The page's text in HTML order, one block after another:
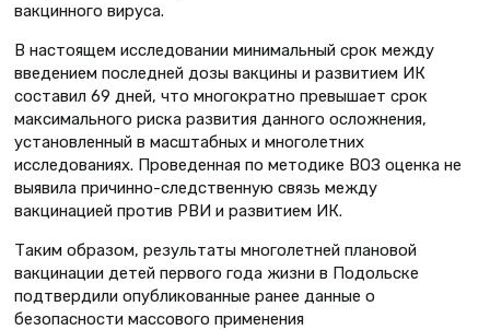
вакцинного вируса.
В настоящем исследовании минимальный срок между
введением последней дозы вакцины и развитием ИК
составил 69 дней, что многократно превышает срок
максимального риска развития данного осложнения,
установленный в масштабных и многолетних
исследованиях. Проведенная по методике ВОЗ оценка не
выявила причинно-следственную связь между
вакцинацией против РВИ и развитием ИК.
Таким образом, результаты многолетней плановой
вакцинации детей первого года жизни в Подольске
подтвердили опубликованные ранее данные о
безопасности массового применения